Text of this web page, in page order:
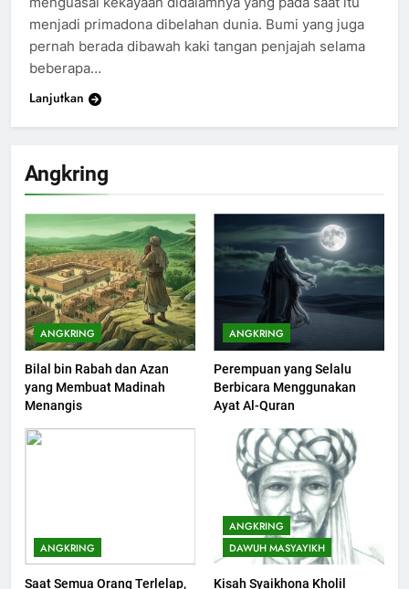
Angkring
ANGKRING
Bilal bin Rabah dan Azan
yang Membuat Madinah
Menangis
ANGKRING
Perempuan yang Selalu
Berbicara Menggunakan
Ayat Al-Quran
ANGKRING
Saat Semua Orang Terlelap,
ANGKRING
DAWUH MASYAYIKH
Kisah Syaikhona Kholil
200
Khutbah Idul Fitri di Rumah
201
202
Khutbah Jumat : Supaya Amal
Bisa Diterima
KHUTBAH
203
Khutbah Jumat: Bulan
Muharram Bulan Bersejarah
Khutbah Jumat: Mengapa Orang
Dengki Tak Akan Pernah
Berjaya?
KHUTBAH
menjadi primadona dibelahan dunia. Bumi yang juga
pernah berada dibawah kaki tangan penjajah selama
beberapa…
Lanjutkan